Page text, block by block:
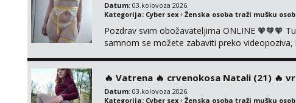
Datum: 03.kolovoza 2026.
Kategorija: Cyber sex Ženska osoba traži mušku
Pozdrav svim obožavateljima ONLINE 🧡🧡🧡
samnom se možete zabaviti preko
‎️‍🔥 Vatrena ‎️‍🔥 crvenokosa Natali (21) ‎️‍🔥
Datum: 03.kolovoza 2026.
Kategorija: Cyber sex Ženska osoba traži mušku